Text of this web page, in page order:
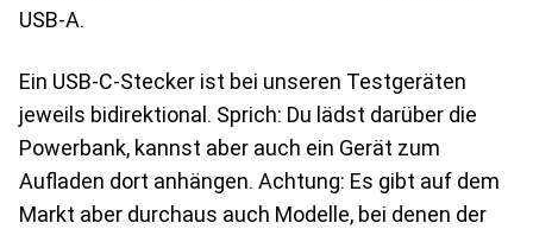
USB-A.
Ein USB-C-Stecker ist bei unseren Testgeräten
jeweils bidirektional. Sprich: Du lädst darüber die
Powerbank, kannst aber auch ein Gerät zum
Aufladen dort anhängen. Achtung: Es gibt auf dem
Markt aber durchaus auch Modelle, bei denen der